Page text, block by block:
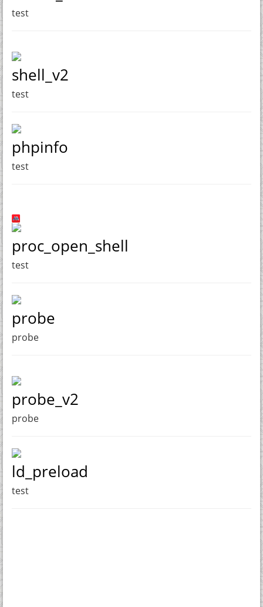
test
shell_v2
test
phpinfo
test
proc_open_shell
test
probe
probe
probe_v2
probe
ld_preload
test